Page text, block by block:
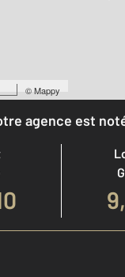
©Mappy
agence est